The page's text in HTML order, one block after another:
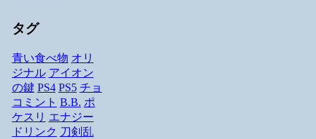
タグ
青い食べ物 オリ
ジナル アイオン
の鍵 PS4 PS5 チョ
コミント B.B. ポ
ケスリ エナジー
ドリンク 刀剣乱